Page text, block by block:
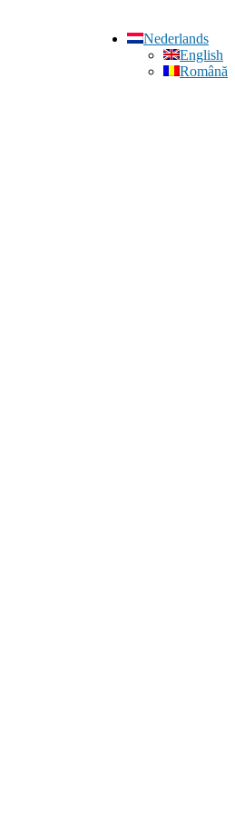
Nederlands
English
Română